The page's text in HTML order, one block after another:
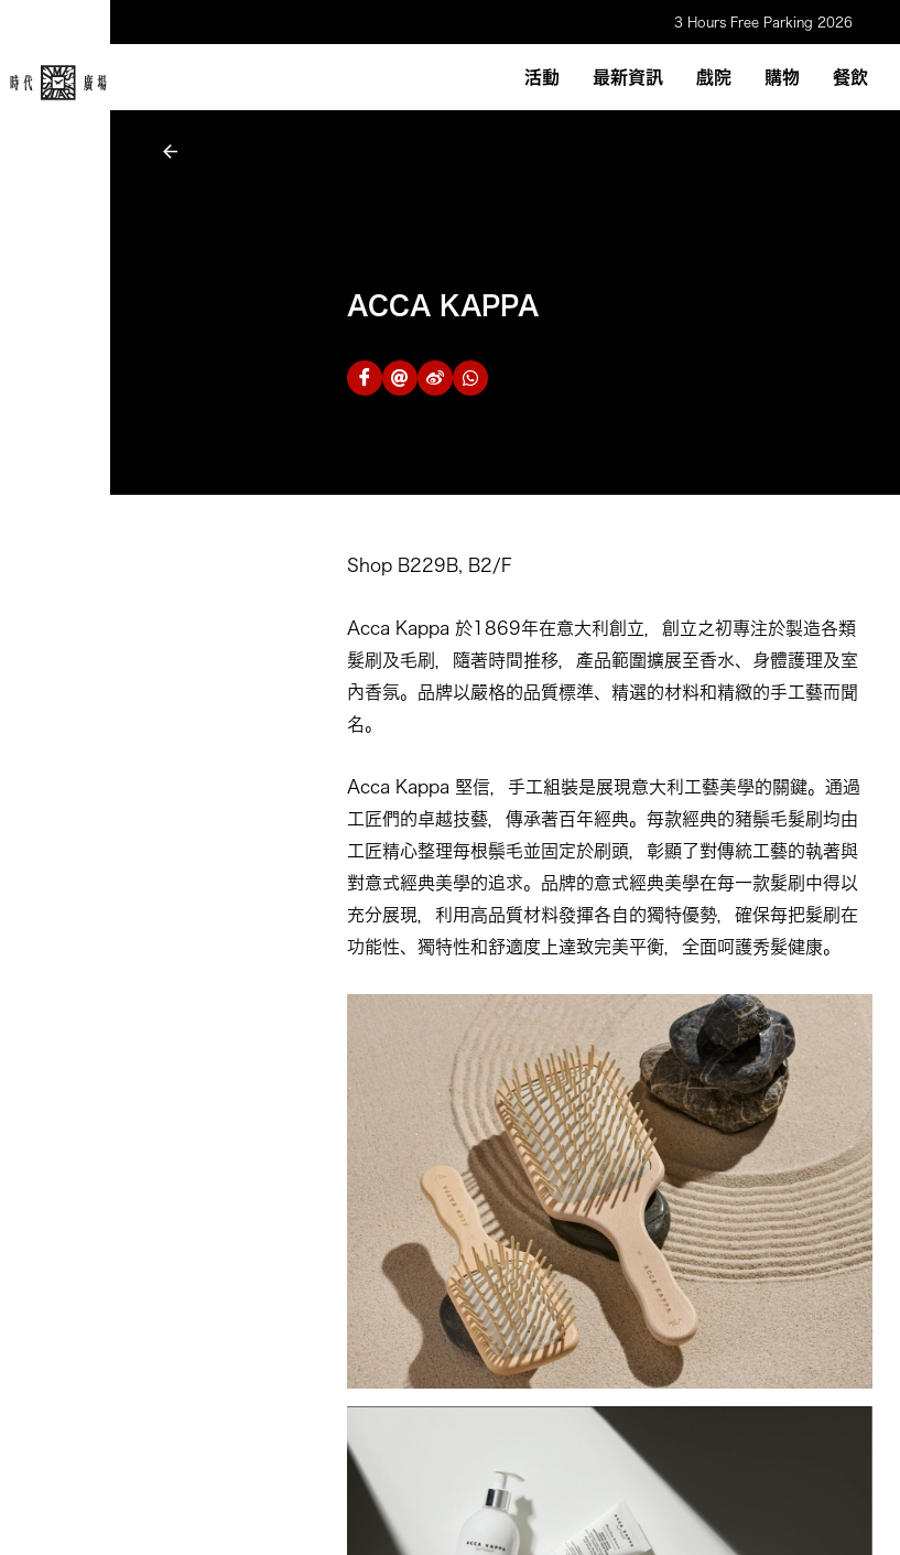
3 Hours Free Parking 2026
活動 最新資訊 戲院 購物 餐飲
ACCA KAPPA
Shop B229B, B2/F
Acca Kappa 於1869年在意大利創立，創立之初專注於製造各類
髮刷及毛刷，隨著時間推移，產品範圍擴展至香水、身體護理及室
內香氛。品牌以嚴格的品質標準、精選的材料和精緻的手工藝而聞
名。
Acca Kappa 堅信，手工組裝是展現意大利工藝美學的關鍵。通過
工匠們的卓越技藝，傳承著百年經典。每款經典的豬鬃毛髮刷均由
工匠精心整理每根鬃毛並固定於刷頭，彰顯了對傳統工藝的執著與
對意式經典美學的追求。品牌的意式經典美學在每一款髮刷中得以
充分展現，利用高品質材料發揮各自的獨特優勢，確保每把髮刷在
功能性、獨特性和舒適度上達致完美平衡，全面呵護秀髮健康。